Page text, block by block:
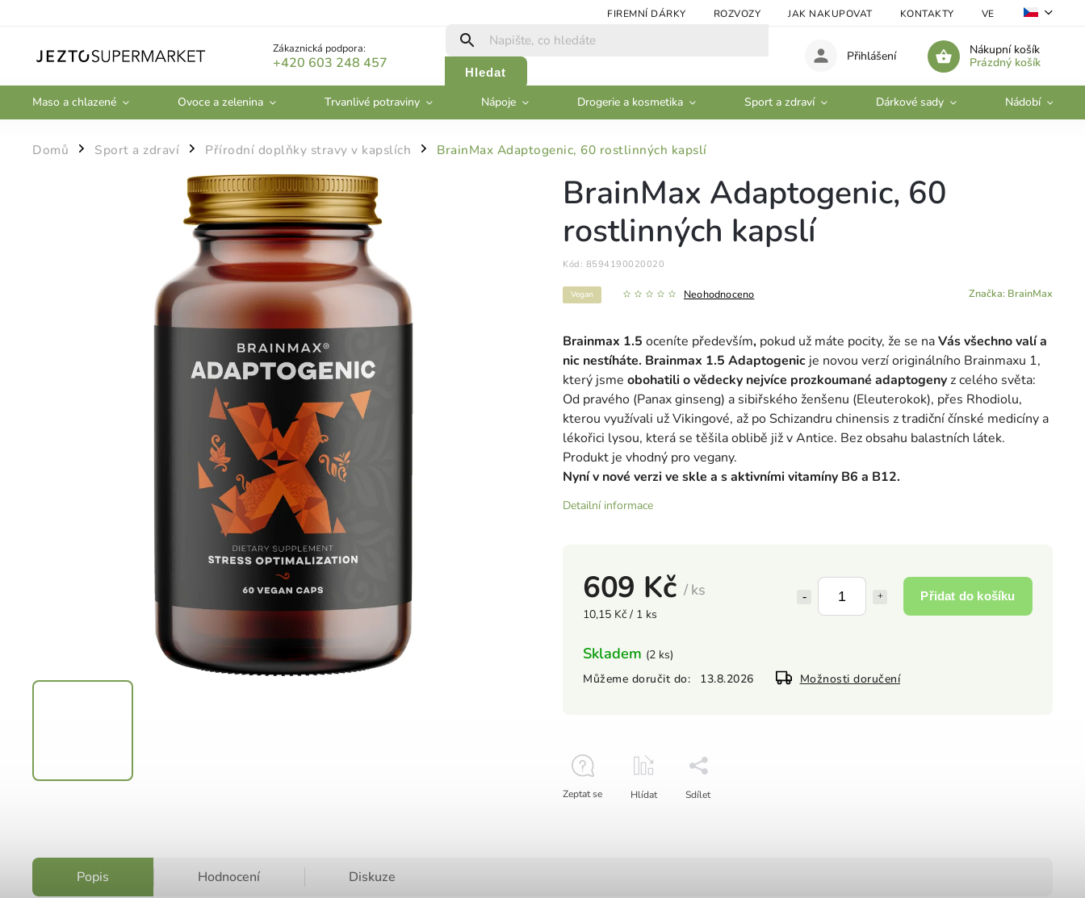
FIREMNÍ DÁRKY ROZVOZY JAK NAKUPOVAT KONTAKTY VELKOOBCHOD
Zákaznická podpora:
+420 603 248 457
Hledat
Nákupní košík
Prázdný košík
Přihlášení
Maso a chlazené Ovoce a zelenina Trvanlivé potraviny Nápoje Drogerie a kosmetika Sport a zdraví Dárkové sady Nádobí
Domů / Sport a zdraví / Přírodní doplňky stravy v kapslích / BrainMax Adaptogenic, 60 rostlinných kapslí
609 Kč / ks
10,15 Kč / 1 ks
Přidat do košíku
Skladem (2 ks)
Můžeme doručit do:
13.8.2026 Možnosti doručení
BrainMax Adaptogenic, 60
rostlinných kapslí
Kód: 8594190020020
Vegan Neohodnoceno Značka: BrainMax
Brainmax 1.5 oceníte především, pokud už máte pocity, že se naVás všechno valí a
nic nestíháte. Brainmax 1.5 Adaptogenic je novou verzí originálního Brainmaxu 1,
který jsme obohatili o vědecky nejvíce prozkoumané adaptogenyz celého světa:
Od pravého (Panax ginseng) a sibiřského ženšenu (Eleuterokok), přes Rhodiolu,
kterou využívali už Vikingové, až po Schizandru chinensis z tradiční čínské medicíny a
lékořici lysou, která se těšila oblibě již v Antice. Bez obsahu balastních látek.
Produkt je vhodný pro vegany.
Nyní v nové verzi ve skle a s aktivními vitamíny B6 a B12.
Detailní informace
Zeptat se Hlídat Sdílet
Popis Hodnocení Diskuze